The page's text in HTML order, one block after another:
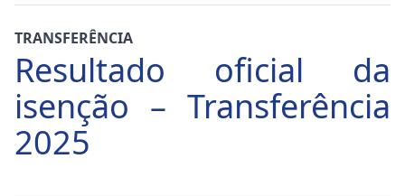
TRANSFERÊNCIA
Resultado oficial da
isenção – Transferência
2025